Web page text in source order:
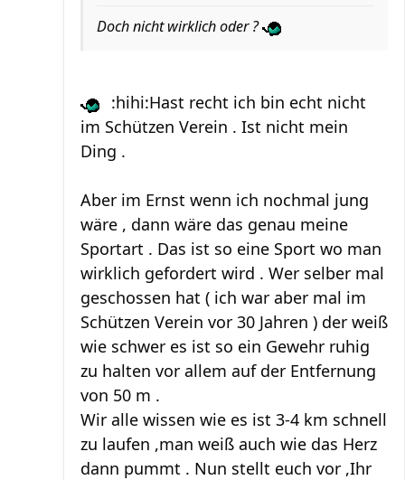
Doch nicht wirklich oder ?
:hihi:Hast recht ich bin echt nicht
im Schützen Verein . Ist nicht mein
Ding .
Aber im Ernst wenn ich nochmal jung
wäre , dann wäre das genau meine
Sportart . Das ist so eine Sport wo man
wirklich gefordert wird . Wer selber mal
geschossen hat ( ich war aber mal im
Schützen Verein vor 30 Jahren ) der weiß
wie schwer es ist so ein Gewehr ruhig
zu halten vor allem auf der Entfernung
von 50 m .
Wir alle wissen wie es ist 3-4 km schnell
zu laufen ,man weiß auch wie das Herz
dann pummt . Nun stellt euch vor ,Ihr